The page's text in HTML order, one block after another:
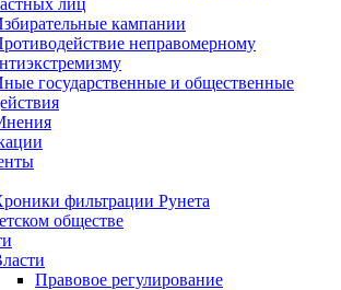
лиц
кампании
неправомерному
государственные и общественные
фильтрации Рунета
обществе
Правовое регулирование